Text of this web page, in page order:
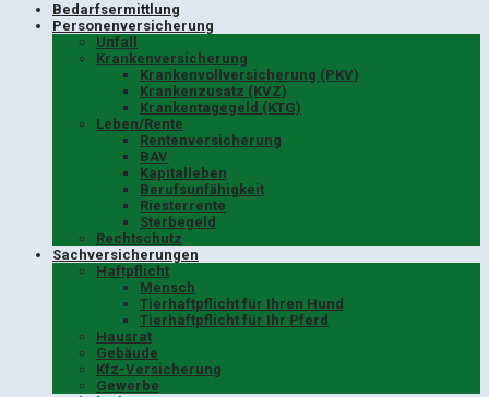
Bedarfsermittlung
Personenversicherung
Unfall
Krankenversicherung
Krankenvollversicherung (PKV)
Krankenzusatz (KVZ)
Krankentagegeld (KTG)
Leben/Rente
Rentenversicherung
BAV
Kapitalleben
Berufsunfähigkeit
Riesterrente
Sterbegeld
Rechtschutz
Sachversicherungen
Haftpflicht
Mensch
Tierhaftpflicht für Ihren Hund
Tierhaftpflicht für Ihr Pferd
Hausrat
Gebäude
Kfz-Versicherung
Gewerbe